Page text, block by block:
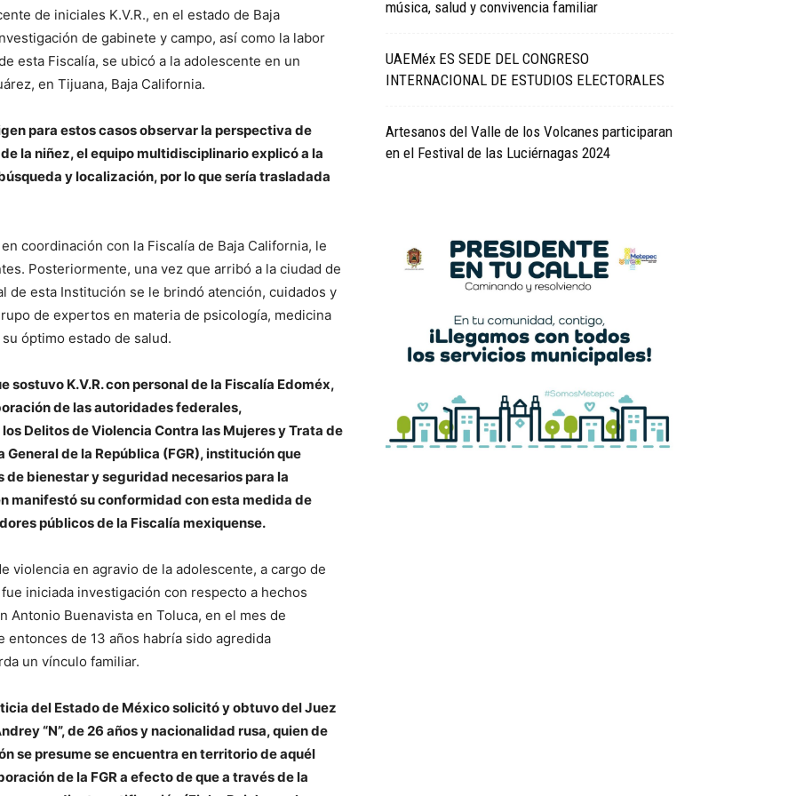
de iniciales K.V.R., en el estado de Baja
de gabinete y campo, así como la labor
esta Fiscalía, se ubicó a la adolescente en un
en Tijuana, Baja California.
para estos casos observar la perspectiva de
la niñez, el equipo multidisciplinario explicó a la
y localización, por lo que sería trasladada
coordinación con la Fiscalía de Baja California, le
Posteriormente, una vez que arribó a la ciudad de
de esta Institución se le brindó atención, cuidados y
de expertos en materia de psicología, medicina
óptimo estado de salud.
K.V.R. con personal de la Fiscalía Edoméx,
de las autoridades federales,
Delitos de Violencia Contra las Mujeres y Trata de
de la República (FGR), institución que
bienestar y seguridad necesarios para la
manifestó su conformidad con esta medida de
públicos de la Fiscalía mexiquense.
violencia en agravio de la adolescente, a cargo de
iniciada investigación con respecto a hechos
Antonio Buenavista en Toluca, en el mes de
entonces de 13 años habría sido agredida
un vínculo familiar.
del Estado de México solicitó y obtuvo del Juez
“N”, de 26 años y nacionalidad rusa, quien de
se presume se encuentra en territorio de aquél
de la FGR a efecto de que a través de la
música, salud y convivencia familiar
UAEMéx ES SEDE DEL CONGRESO
INTERNACIONAL DE ESTUDIOS ELECTORALES
Artesanos del Valle de los Volcanes participaran
en el Festival de las Luciérnagas 2024